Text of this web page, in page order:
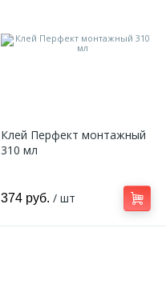
Клей Перфект монтажный
310 мл
374 руб. / шт